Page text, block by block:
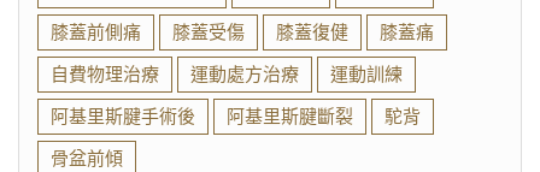
膝蓋前側痛
膝蓋受傷 膝蓋復健
膝蓋痛
自費物理治療
運動處方治療
運動訓練
阿基里斯腱手術後
阿基里斯腱斷裂
駝背
骨盆前傾